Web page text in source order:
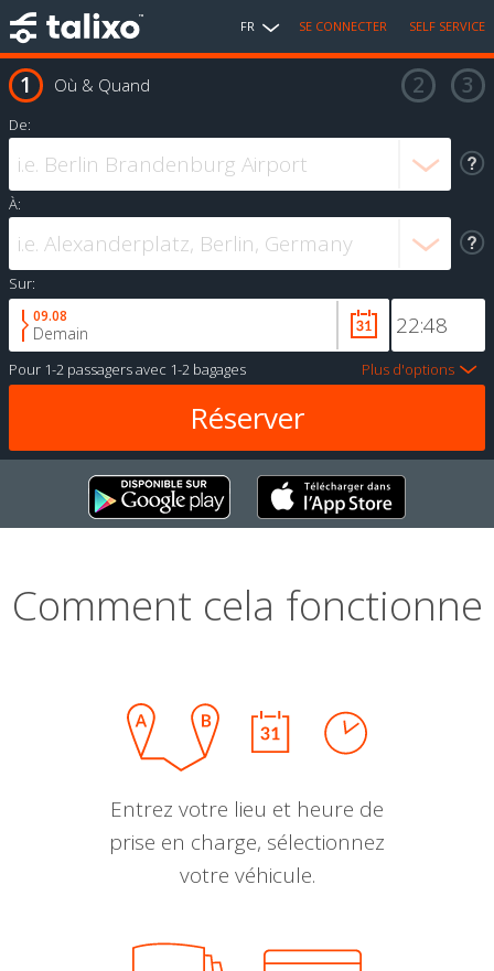
FR SE CONNECTER SELF SERVICE
Où & Quand
De:
À:
Sur:
09.08
Demain
Pour 1-2 passagersavec 1-2 bagages Plus d'options
Comment cela fonctionne
Entrez votre lieu et heure de
prise en charge, sélectionnez
votre véhicule.